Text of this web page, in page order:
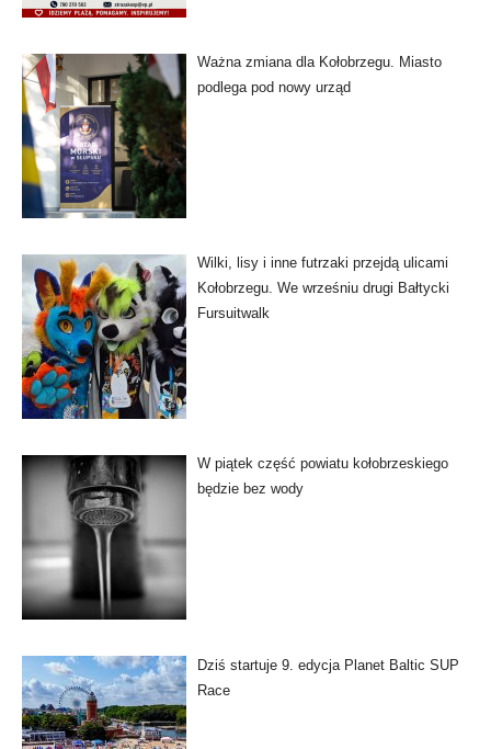
Ważna zmiana dla Kołobrzegu. Miasto
podlega pod nowy urząd
Wilki, lisy i inne futrzaki przejdą ulicami
Kołobrzegu. We wrześniu drugi Bałtycki
Fursuitwalk
W piątek część powiatu kołobrzeskiego
będzie bez wody
Dziś startuje 9. edycja Planet Baltic SUP
Race